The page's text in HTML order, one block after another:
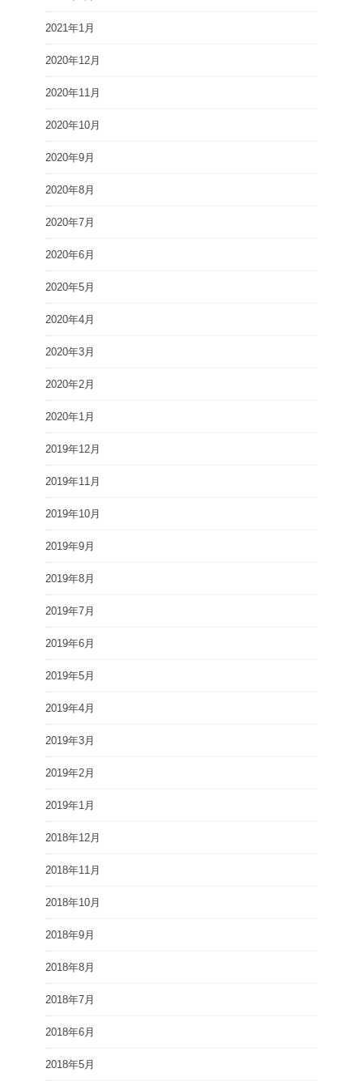
2021年1月
2020年12月
2020年11月
2020年10月
2020年9月
2020年8月
2020年7月
2020年6月
2020年5月
2020年4月
2020年3月
2020年2月
2020年1月
2019年12月
2019年11月
2019年10月
2019年9月
2019年8月
2019年7月
2019年6月
2019年5月
2019年4月
2019年3月
2019年2月
2019年1月
2018年12月
2018年11月
2018年10月
2018年9月
2018年8月
2018年7月
2018年6月
2018年5月